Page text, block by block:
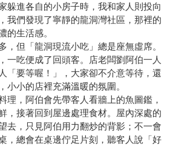
進各自的小房子時，我和家人則投向
我們發現了寧靜的龍洞灣社區，那裡的
的生活感。
但「龍洞現流小吃」總是座無虛席。
一吃便成了回頭客。店老闆劉阿伯一人
「要等喔！」，大家卻不介意等待，還
小小的店裡充滿溫暖的氛圍。
，阿伯會先帶客人看牆上的魚圖鑑，
，接著回到屋邊處理食材。屋內深處的
去，只見阿伯用力翻炒的背影；不一會
，總會在桌邊佇足片刻，聽客人說「好